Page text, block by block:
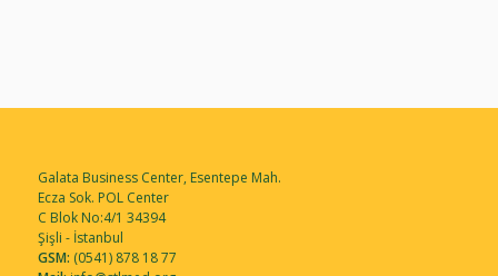
Galata Business Center, Esentepe Mah.
Ecza Sok. POL Center
C Blok No:4/1 34394
Şişli - İstanbul
GSM: (0541) 878 18 77